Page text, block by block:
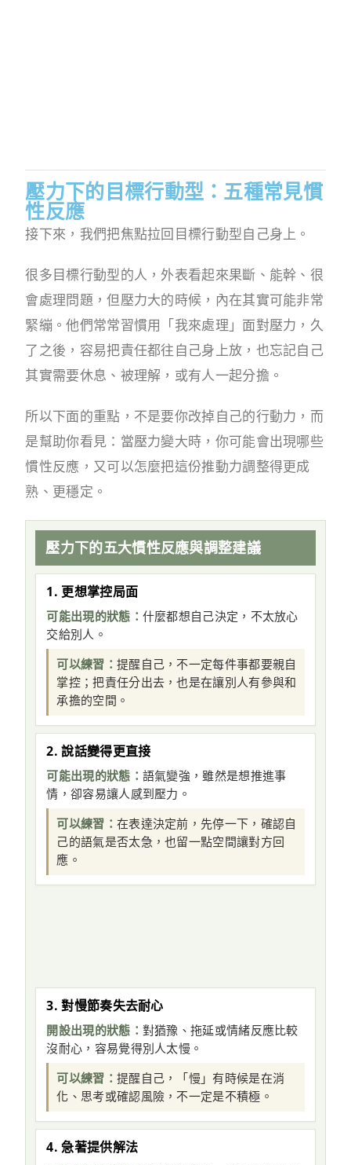
壓力下的目標行動型：五種常見慣
性反應
接下來，我們把焦點拉回目標行動型自己身上。
很多目標行動型的人，外表看起來果斷、能幹、很
會處理問題，但壓力大的時候，內在其實可能非常
緊繃。他們常常習慣用「我來處理」面對壓力，久
了之後，容易把責任都往自己身上放，也忘記自己
其實需要休息、被理解，或有人一起分擔。
所以下面的重點，不是要你改掉自己的行動力，而
是幫助你看見：當壓力變大時，你可能會出現哪些
慣性反應，又可以怎麼把這份推動力調整得更成
熟、更穩定。
壓力下的五大慣性反應與調整建議
1. 更想掌控局面
可能出現的狀態： 什麼都想自己決定，不太放心
交給別人。
可以練習： 提醒自己，不一定每件事都要親自
掌控；把責任分出去，也是在讓別人有參與和
承擔的空間。
2. 說話變得更直接
可能出現的狀態： 語氣變強，雖然是想推進事
情，卻容易讓人感到壓力。
可以練習： 在表達決定前，先停一下，確認自
己的語氣是否太急，也留一點空間讓對方回
應。
3. 對慢節奏失去耐心
開設出現的狀態： 對猶豫、拖延或情緒反應比較
沒耐心，容易覺得別人太慢。
可以練習： 提醒自己，「慢」有時候是在消
化、思考或確認風險，不一定是不積極。
4. 急著提供解法